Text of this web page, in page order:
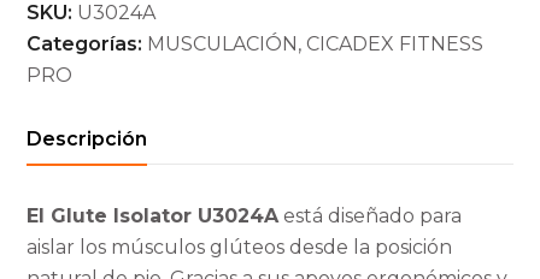
SKU: U3024A
Categorías: MUSCULACIÓN , CICADEX FITNESS
PRO
Descripción
El Glute Isolator U3024Aestá diseñado para
aislar los músculos glúteos desde la posición